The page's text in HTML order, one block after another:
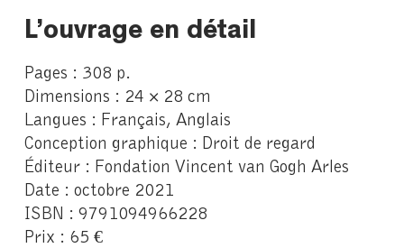
L’ouvrage en détail
Pages : 308 p.
Dimensions : 24 × 28 cm
Langues : Français, Anglais
Conception graphique : Droit de regard
Éditeur : Fondation Vincent van Gogh Arles
Date : octobre 2021
ISBN : 9791094966228
Prix : 65 €